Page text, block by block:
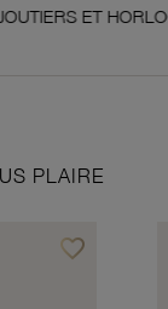
PLAIRE
favorite_borderAjouter à vos